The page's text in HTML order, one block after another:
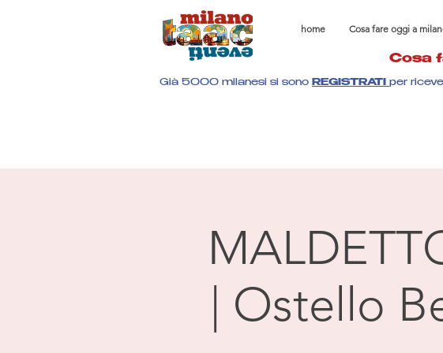
home Cosa fare oggi a
Cosa
Già 5000 milanesi si sono REGISTRATI per
| Ostello